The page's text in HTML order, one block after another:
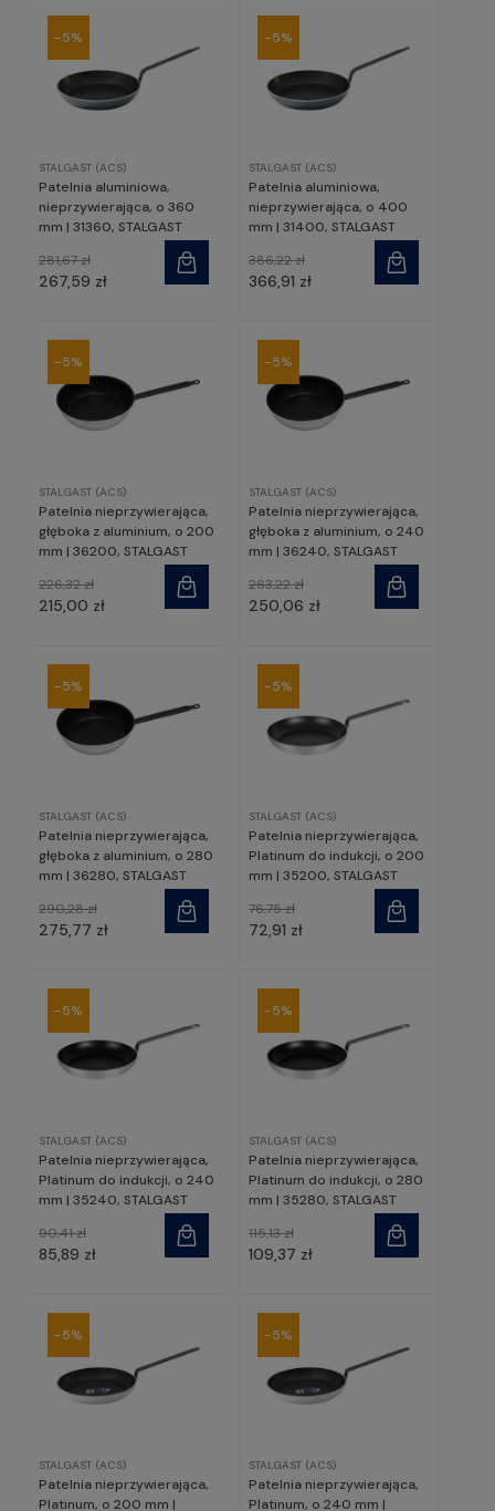
STALGAST (ACS)
Patelnia aluminiowa,
nieprzywierająca, o 360
mm | 31360, STALGAST
267,59 zł
281,67 zł
-5%
STALGAST (ACS)
Patelnia aluminiowa,
nieprzywierająca, o 400
mm | 31400, STALGAST
366,91 zł
386,22 zł
-5%
STALGAST (ACS)
Patelnia nieprzywierająca,
głęboka z aluminium, o 200
mm | 36200, STALGAST
215,00 zł
226,32 zł
-5%
STALGAST (ACS)
Patelnia nieprzywierająca,
głęboka z aluminium, o 240
mm | 36240, STALGAST
250,06 zł
263,22 zł
-5%
STALGAST (ACS)
Patelnia nieprzywierająca,
głęboka z aluminium, o 280
mm | 36280, STALGAST
275,77 zł
290,28 zł
-5%
STALGAST (ACS)
Patelnia nieprzywierająca,
Platinum do indukcji, o 200
mm | 35200, STALGAST
72,91 zł
76,75 zł
-5%
STALGAST (ACS)
Patelnia nieprzywierająca,
Platinum do indukcji, o 240
mm | 35240, STALGAST
85,89 zł
90,41 zł
-5%
STALGAST (ACS)
Patelnia nieprzywierająca,
Platinum do indukcji, o 280
mm | 35280, STALGAST
109,37 zł
115,13 zł
-5%
STALGAST (ACS)
Patelnia nieprzywierająca,
Platinum, o 200 mm |
-5%
STALGAST (ACS)
Patelnia nieprzywierająca,
Platinum, o 240 mm |
-5%